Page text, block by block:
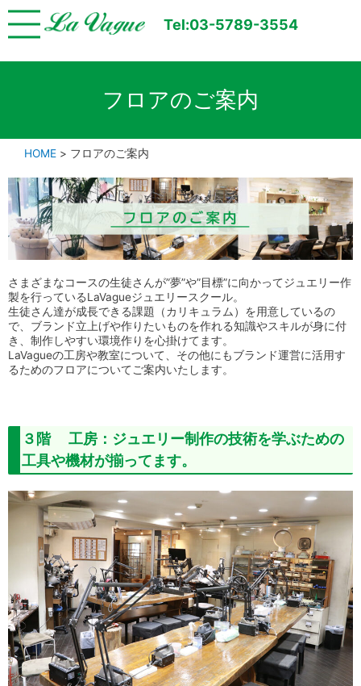
Tel:03-5789-3554
フロアのご案内
HOME > フロアのご案内
さまざまなコースの生徒さんが”夢”や”目標”に向かってジュエリー作
製を行っているLaVagueジュエリースクール。
生徒さん達が成長できる課題（カリキュラム）を用意しているの
で、ブランド立上げや作りたいものを作れる知識やスキルが身に付
き、制作しやすい環境作りを心掛けてます。
LaVagueの工房や教室について、その他にもブランド運営に活用す
るためのフロアについてご案内いたします。
３階 工房：ジュエリー制作の技術を学ぶための
工具や機材が揃ってます。